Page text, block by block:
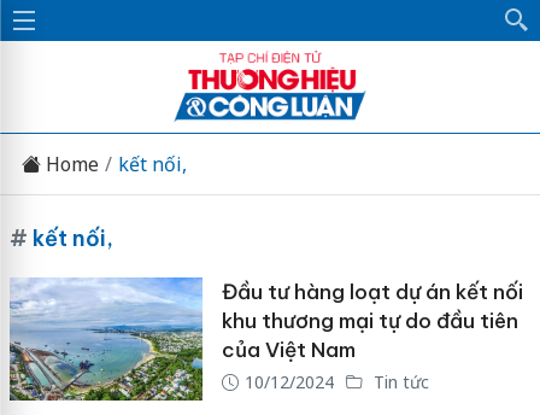
Home kết nối,
# kết nối,
Đầu tư hàng loạt dự án kết nối
khu thương mại tự do đầu tiên
của Việt Nam
10/12/2024 Tin tức